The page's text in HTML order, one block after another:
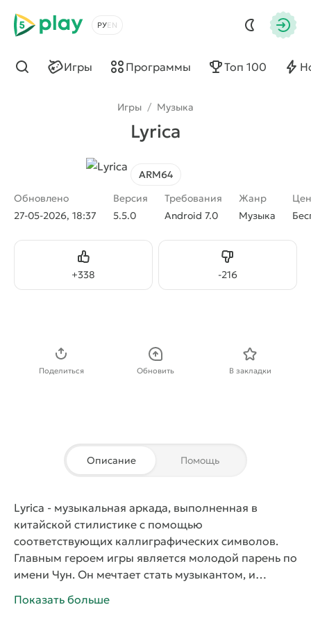
5play
Выбрать язык
Игры Программы Топ 100
Найти
Игры / Музыка
Lyrica
ARM64
Обновлено
27-05-2026, 18:37
Версия
5.5.0
Требования
Android 7.0
Жанр
Музыка
+338
Нравится -216
Не нравится
Поделиться Обновить В закладки
Описание Помощь
Lyrica - музыкальная аркада, выполненная в
китайской стилистике с помощью
соответствующих каллиграфических символов.
Главным героем игры является молодой парень по
имени Чун. Он мечтает стать музыкантом, и
отправляется в Древний Китай и встречает там
Показать больше